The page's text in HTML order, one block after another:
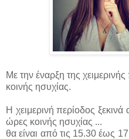
Με την έναρξη της
κοινής ησυχίας.
Η χειμερινή περίοδος
ώρες κοινής ησυχίας ...
θα είναι από τις 15.30 έως